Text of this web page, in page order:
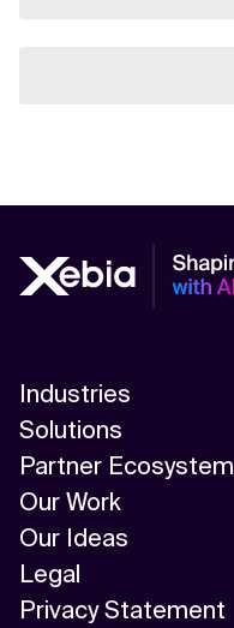
Industries
Solutions
Partner Ecosystem
Our Work
Our Ideas
Legal
Privacy Statement